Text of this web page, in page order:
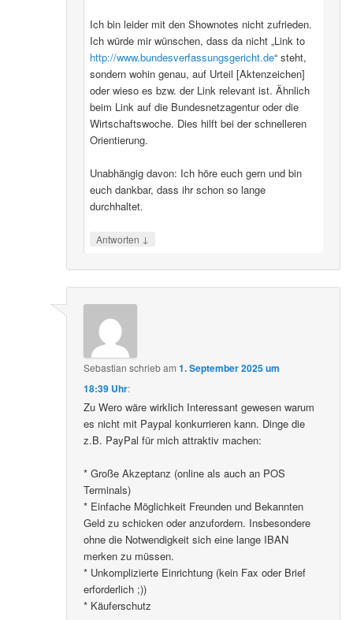
Ich bin leider mit den Shownotes nicht zufrieden.
Ich würde mir wünschen, dass da nicht „Link to
http://www.bundesverfassungsgericht.de“ steht,
sondern wohin genau, auf Urteil [Aktenzeichen]
oder wieso es bzw. der Link relevant ist. Ähnlich
beim Link auf die Bundesnetzagentur oder die
Wirtschaftswoche. Dies hilft bei der schnelleren
Orientierung.
Unabhängig davon: Ich höre euch gern und bin
euch dankbar, dass ihr schon so lange
durchhaltet.
Antworten ↓
Sebastian schriebam1. September 2025 um
18:39 Uhr:
Zu Wero wäre wirklich Interessant gewesen warum
es nicht mit Paypal konkurrieren kann. Dinge die
z.B. PayPal für mich attraktiv machen:
* Große Akzeptanz (online als auch an POS
Terminals)
* Einfache Möglichkeit Freunden und Bekannten
Geld zu schicken oder anzufordern. Insbesondere
ohne die Notwendigkeit sich eine lange IBAN
merken zu müssen.
* Unkomplizierte Einrichtung (kein Fax oder Brief
erforderlich ;))
* Käuferschutz